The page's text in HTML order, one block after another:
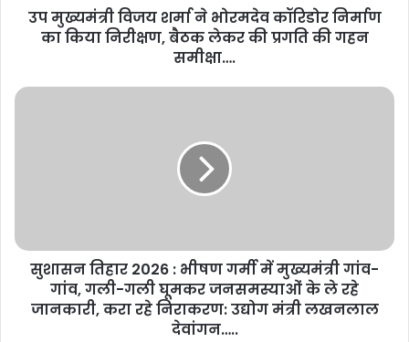
उप मुख्यमंत्री विजय शर्मा ने भोरमदेव कॉरिडोर निर्माण
का किया निरीक्षण, बैठक लेकर की प्रगति की गहन
समीक्षा….
सुशासन तिहार 2026 : भीषण गर्मी में मुख्यमंत्री गांव-
गांव, गली-गली घूमकर जनसमस्याओं के ले रहे
जानकारी, करा रहे निराकरण: उद्योग मंत्री लखनलाल
देवांगन…..